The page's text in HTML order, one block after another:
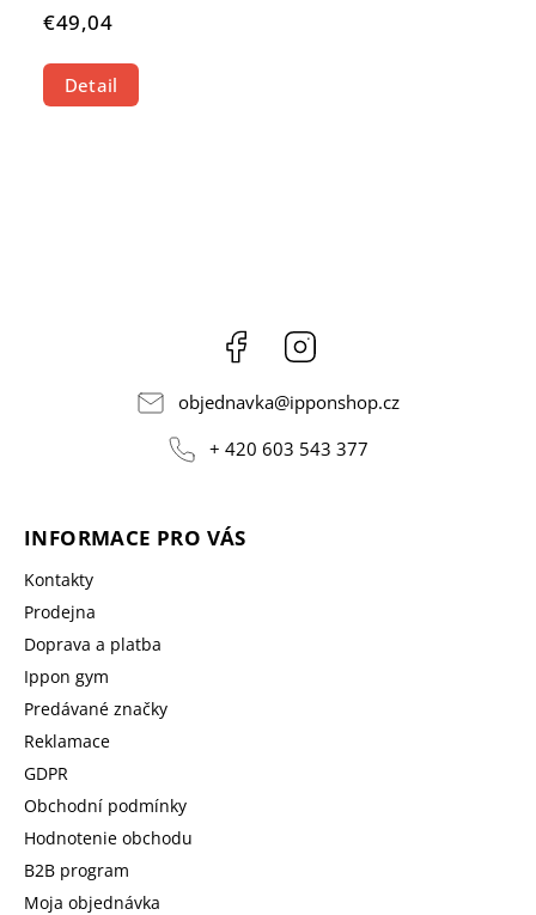
€49,04
Detail
Facebook
objednavka@ipponshop.cz
+ 420 603 543 377
INFORMACE PRO VÁS
Kontakty
Prodejna
Doprava a platba
Ippon gym
Predávané značky
Reklamace
GDPR
Obchodní podmínky
Hodnotenie obchodu
B2B program
Moja objednávka